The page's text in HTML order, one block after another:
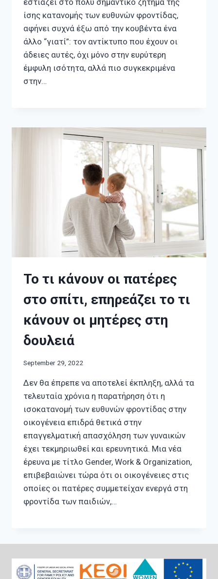
ίσης κατανομής των ευθυνών φροντίδας,
αφήνει συχνά έξω από την κουβέντα ένα
άλλο “γιατί”: τον αντίκτυπο που έχουν οι
άδειες αυτές, όχι μόνο στην ευρύτερη
έμφυλη ισότητα, αλλά πιο συγκεκριμένα
στην…
Το τι κάνουν οι πατέρες
στο σπίτι, επηρεάζει το τι
κάνουν οι μητέρες στη
δουλειά
September 29, 2022
Δεν θα έπρεπε να αποτελεί έκπληξη, αλλά τα
τελευταία χρόνια η παρατήρηση ότι η
ισοκατανομή των ευθυνών φροντίδας στην
οικογένεια επιδρά θετικά στην
επαγγελματική απασχόληση των γυναικών
έχει τεκμηριωθεί και ερευνητικά. Μια νέα
έρευνα με τίτλο Gender, Work & Organization,
επιβεβαιώνει τώρα ότι οι οικογένειες στις
οποίες οι πατέρες συμμετείχαν ενεργά στη
φροντίδα των παιδιών,…